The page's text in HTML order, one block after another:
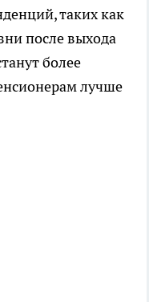
таких как
после выхода
более
лучше